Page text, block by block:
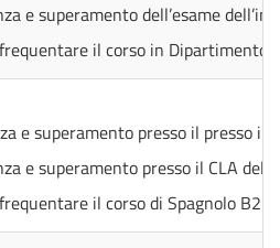
e superamento dell’esame
il corso in Dipartimento
e superamento presso il presso il
e superamento presso il CLA del
il corso di Spagnolo